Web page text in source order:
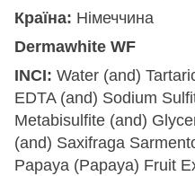
Країна: Німеччина
Dermawhite WF
INCI: Water (and)
EDTA (and) Sodium
Metabisulfite (and)
(and) Saxifraga
Papaya (Papaya) Fruit